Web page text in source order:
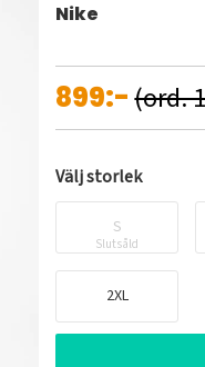
Nike
899:-(ord.
Välj storlek
S
Slutsåld
2XL